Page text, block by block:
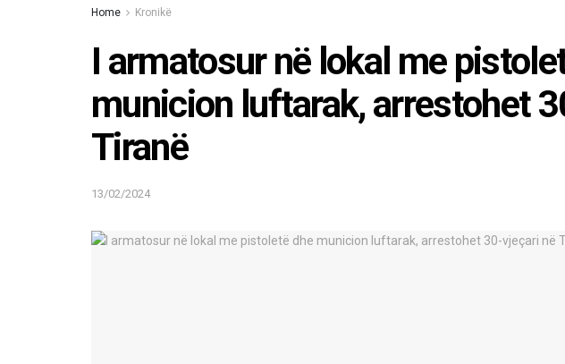
Home Kronikë
I armatosur në lokal me
municion luftarak, arrestohet
Tiranë
13/02/2024